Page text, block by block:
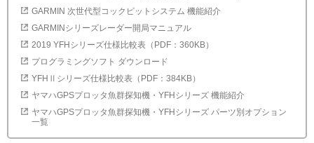
GARMIN 次世代型コックピットシステム 機能紹介
GARMINシリーズレーダー開局マニュアル
2019 YFHシリーズ仕様比較表（PDF：360KB）
プログラミングソフト ダウンロード
YFHⅡシリーズ仕様比較表（PDF：384KB）
ヤマハGPSプロッタ魚群探知機・YFHシリーズ 機能紹介
ヤマハGPSプロッタ魚群探知機・YFHシリーズ パーツ別オプション
一覧